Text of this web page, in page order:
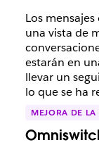
Los
una vista de
estarán en
llevar un
lo que se ha
MEJORA DE